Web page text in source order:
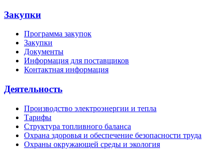
Закупки
Программа закупок
Закупки
Документы
Информация для поставщиков
Контактная информация
Деятельность
Производство электроэнергии и тепла
Тарифы
Структура топливного баланса
Охрана здоровья и обеспечение безопасности труда
Охраны окружающей среды и экология